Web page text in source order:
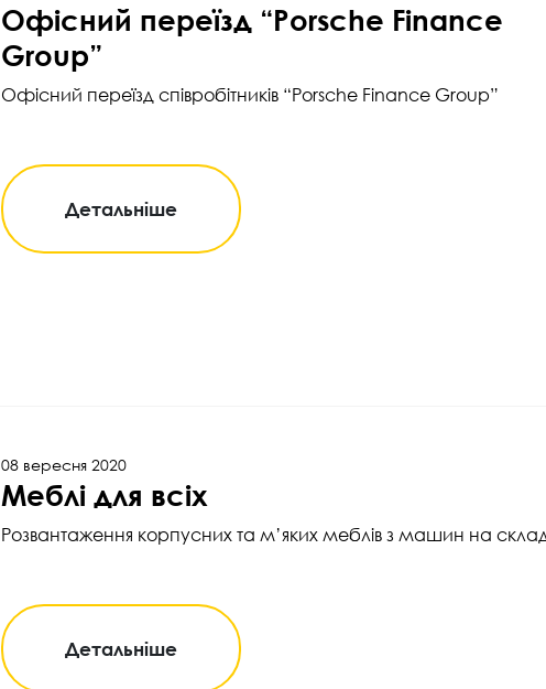
Офісний переїзд “Porsche Finance
Group”
Офісний переїзд співробітників “Porsche Finance Group”
Детальніше
08 вересня 2020
Меблі для всіх
Розвантаження корпусних та м’яких меблів з машин на
Детальніше